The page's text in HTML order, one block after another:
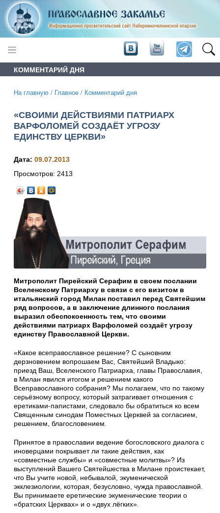
КОММЕНТАРИЙ ДНЯ
На главную / Главное / Комментарий дня
«СВОИМИ ДЕЙСТВИЯМИ ПАТРИАРХ
ВАРФОЛОМЕЙ СОЗДАЁТ УГРОЗУ
ЕДИНСТВУ ЦЕРКВИ»
Дата: 09.07.2013
Просмотров: 2413
Митрополит Пирейский Серафим в своем послании
Вселенскому Патриарху в связи с его визитом в
итальянский город Милан поставил перед Святейшим
ряд вопросов, а в заключение длинного послания
выразил обеспокоенность тем, что своими
действиями патриарх Варфоломей создаёт угрозу
единству Православной Церкви.
«Какое всеправославное решение? С сыновним
дерзновением вопрошаем Вас, Святейший Владыко:
приезд Ваш, Вселенского Патриарха, главы Православия,
в Милан явился итогом и решением какого
Всеправославного собрания? Мы полагаем, что по такому
серьёзному вопросу, который затрагивает отношения с
еретиками-папистами, следовало бы обратиться ко всем
Священным синодам Поместных Церквей за согласием,
решением, благословением.
Принятое в православии ведение богословского диалога с
иноверцами покрывает ли такие действия, как
«совместные службы» и «совместные молитвы»? Из
выступлений Вашего Святейшества в Милане проистекает,
что Вы учите новой, небывалой, экуменической
экклезиологии, которая, безусловно, чужда православной.
Вы принимаете еретические экуменические теории о
«братских Церквах» и о «двух лёгких».